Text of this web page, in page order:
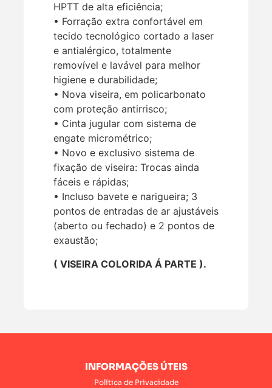
HPTT de alta eficiência;
• Forração extra confortável em
tecido tecnológico cortado a laser
e antialérgico, totalmente
removível e lavável para melhor
higiene e durabilidade;
• Nova viseira, em policarbonato
com proteção antirrisco;
• Cinta jugular com sistema de
engate micrométrico;
• Novo e exclusivo sistema de
fixação de viseira: Trocas ainda
fáceis e rápidas;
• Incluso bavete e narigueira; 3
pontos de entradas de ar ajustáveis
(aberto ou fechado) e 2 pontos de
exaustão;
( VISEIRA COLORIDA Á PARTE ).
INFORMAÇÕES ÚTEIS
Política de Privacidade